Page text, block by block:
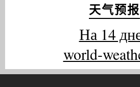
天气预报
На 14
world-